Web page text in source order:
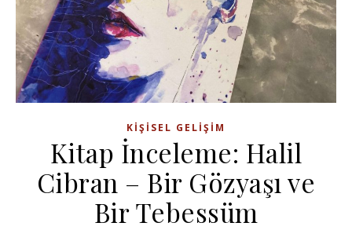
KIŞISEL GELIŞIM
Kitap İnceleme: Halil
Cibran – Bir Gözyaşı ve
Bir Tebessüm